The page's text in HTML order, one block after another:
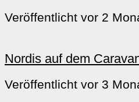
Veröffentlicht vor 2
Nordis auf dem
Veröffentlicht vor 3